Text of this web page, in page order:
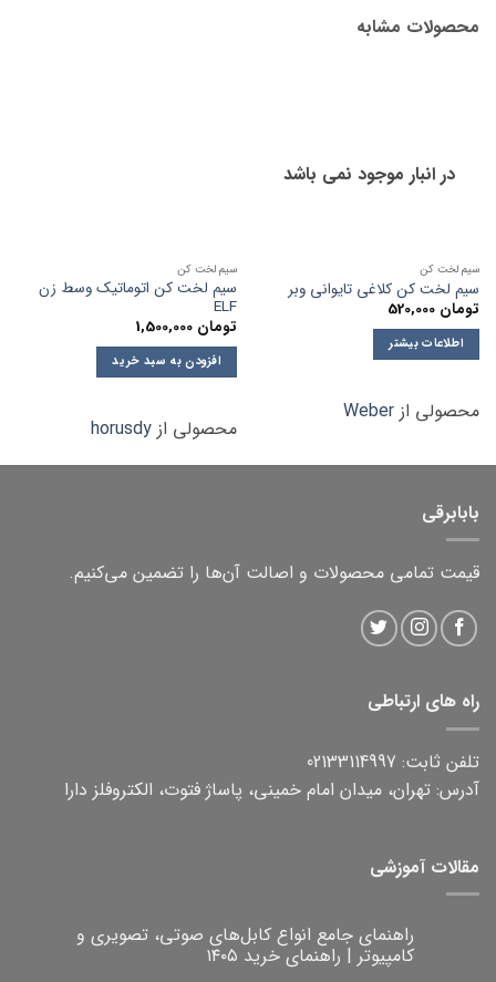
محصولات مشابه
در انبار موجود نمی باشد
سیم لخت کن
سیم لخت کن کلاغی تایوانی وبر
تومان
اطلاعات بیشتر
محصولی از Weber
سیم لخت کن
سیم لخت کن اتوماتیک وسط زن
ELF
تومان
افزودن به سبد خرید
محصولی از horusdy
بابابرقی
قیمت تمامی محصولات و اصالت آن‌ها را تضمین می‌کنیم.
راه های ارتباطی
تلفن ثابت: 02133114997
آدرس: تهران، میدان امام خمینی، پاساژ فتوت، الکتروفلز دارا
مقالات آموزشی
راهنمای جامع انواع کابل‌های صوتی، تصویری و
کامپیوتر | راهنمای خرید ۱۴۰۵